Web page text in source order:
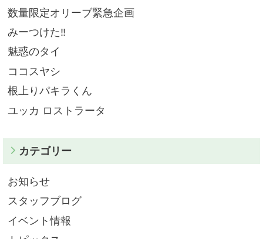
数量限定オリーブ緊急企画
みーつけた‼️
魅惑のタイ
ココスヤシ
根上りパキラくん
ユッカ ロストラータ
カテゴリー
お知らせ
スタッフブログ
イベント情報